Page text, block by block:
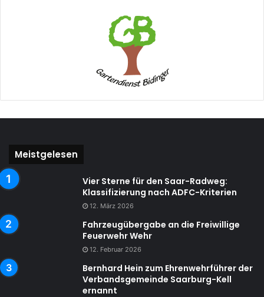
Meistgelesen
Vier Sterne für den Saar-Radweg:
Klassifizierung nach ADFC-Kriterien
12. März 2026
Fahrzeugübergabe an die Freiwillige
Feuerwehr Wehr
12. Februar 2026
Bernhard Hein zum Ehrenwehrführer der
Verbandsgemeinde Saarburg-Kell
ernannt